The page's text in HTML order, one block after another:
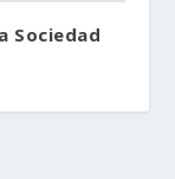
Sociedad